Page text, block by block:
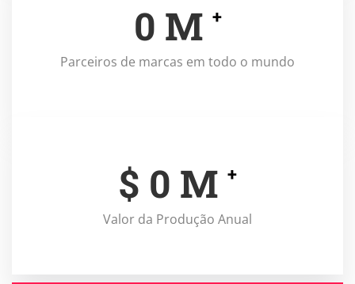
0 M +
Parceiros de marcas em todo o mundo
$ 0 M +
Valor da Produção Anual